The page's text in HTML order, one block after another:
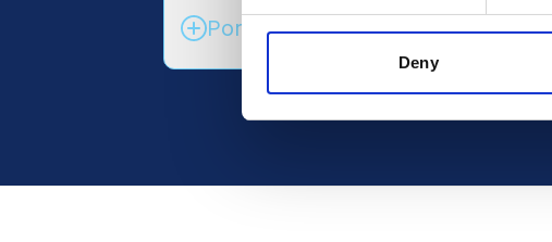
Deny
Porozmawiaj z działem sprzedaży